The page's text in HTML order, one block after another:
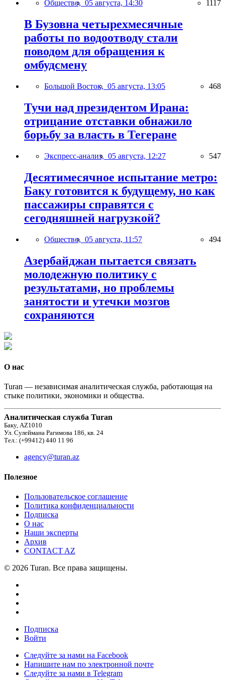
Общество, 05 августа, 14:30 1117
В Бузовна четырехмесячные
работы по водоотводу стали
поводом для обращения к
омбудсмену
Большой Восток, 05 августа, 13:05 468
Тучи над президентом Ирана:
отрицание отставки обнажило
борьбу за власть в Тегеране
Экспресс-анализ, 05 августа, 12:27 547
Десятимесячное испытание метро:
Баку готовится к будущему, но как
пассажиры справятся с
сегодняшней нагрузкой?
Общество, 05 августа, 11:57 494
Азербайджан пытается связать
молодежную политику с
результатами, но проблемы
занятости и утечки мозгов
сохраняются
О нас
Turan — независимая аналитическая служба, работающая на
стыке политики, экономики и общества.
Аналитическая служба Turan
Баку, AZ1010
Ул. Сулеймана Рагимова 186, кв. 24
Тел.: (+99412) 440 11 96
agency@turan.az
Полезное
Пользовательское соглашение
Политика конфиденциальности
Подписка
О нас
Наши эксперты
Архив
CONTACT AZ
© 2026 Turan. Все права защищены.
Подписка
Войти
Следуйте за нами на Facebook
Напишите нам по электронной почте
Следуйте за нами в Telegram